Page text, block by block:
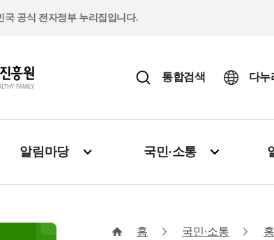
국 공식 전자정부 누리집입니다.
통합검색 다누
알림마당 국민·소통
홈 국민·소통